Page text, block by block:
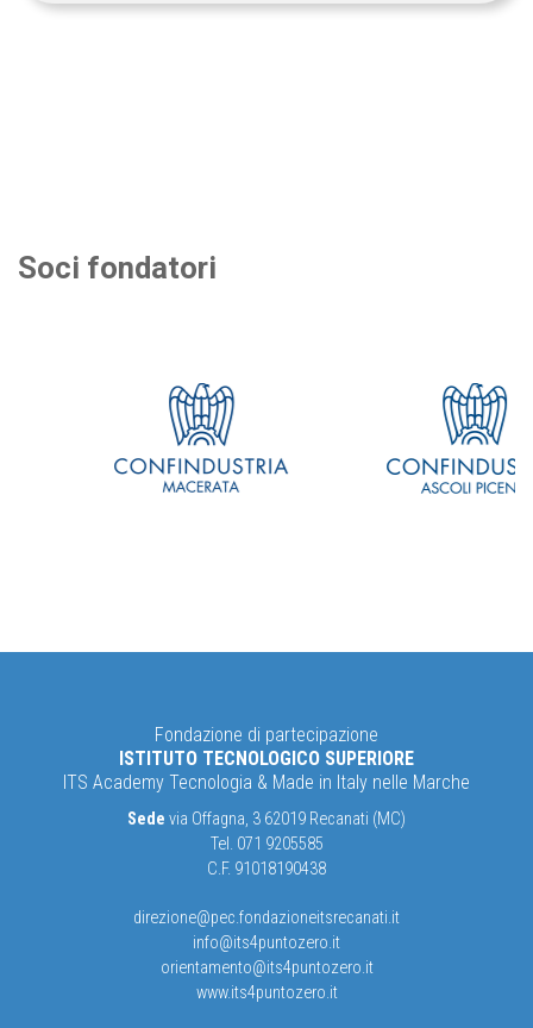
Soci fondatori
Fondazione di partecipazione
ISTITUTO TECNOLOGICO SUPERIORE
ITS Academy Tecnologia & Made in Italy nelle Marche
Sede via Offagna, 3 62019 Recanati (MC)
Tel. 071 9205585
C.F. 91018190438
direzione@pec.fondazioneitsrecanati.it
info@its4puntozero.it
orientamento@its4puntozero.it
www.its4puntozero.it